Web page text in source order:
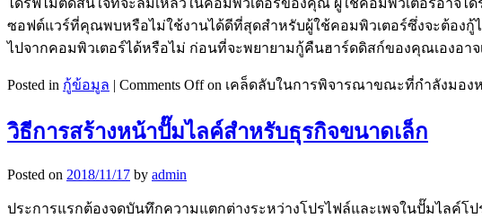
ไดรฟ์ไม่ตัดสินใจที่จะล้มเหลวในคอมพิวเตอร์ของคุณ ผู้ใช้คอมพิวเตอร์อาจ
ซอฟต์แวร์ที่คุณพบหรือไม่ใช้งานได้ดีที่สุดสำหรับผู้ใช้คอมพิวเตอร์ซึ่งจะต้อง
ไปจากคอมพิวเตอร์ได้หรือไม่ ก่อนที่จะพยายามกู้คืนฮาร์ดดิสก์ของคุณเองอา
Posted in กู้ข้อมูล | Comments Offon เคล็ดลับในการพิจารณาขณะที่กำลังมอง
วิธีการสร้างหน้าปั๊มไลค์สำหรับธุรกิจขนาดเล็ก
Posted on 2018/11/17 by admin
ประการแรกต้องจดบันทึกความแตกต่างระหว่างโปรไฟล์และเพจในปั๊มไล